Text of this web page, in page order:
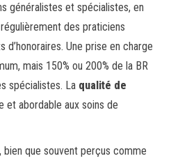
généralistes et spécialistes, en
des praticiens
Une prise en charge
mais 150% ou 200% de la BR
spécialistes. La qualité de
et abordable aux soins de
bien que souvent perçus comme